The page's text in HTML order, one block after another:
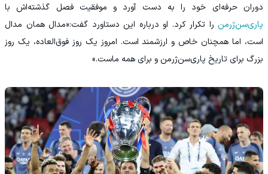
دوران حرفه‌ای خود را به دست آورد و موفقیت فصل گذشته‌اش با
پاری‌سن‌ژرمن را تکرار کرد. او درباره این دستاورد گفت:«مدال همان مدال
است، اما همچنان خاص و ارزشمند است. امروز یک روز فوق‌العاده، یک روز
بزرگ برای تاریخ پاری‌سن‌ژرمن و برای همه ماست.»